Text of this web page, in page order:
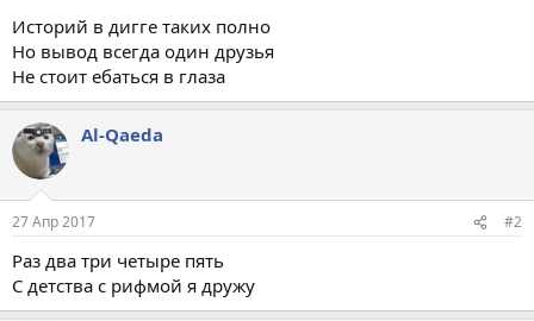
Историй в дигге таких полно
Но вывод всегда один друзья
Не стоит ебаться в глаза
Al-Qaeda
27 Апр 2017 #2
Раз два три четыре пять
С детства с рифмой я дружу